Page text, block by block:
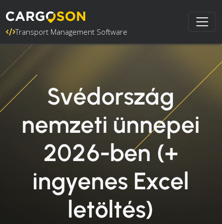
Transport Management Software
Svédország
nemzeti ünnepei
2026-ben (+
ingyenes Excel
letöltés)